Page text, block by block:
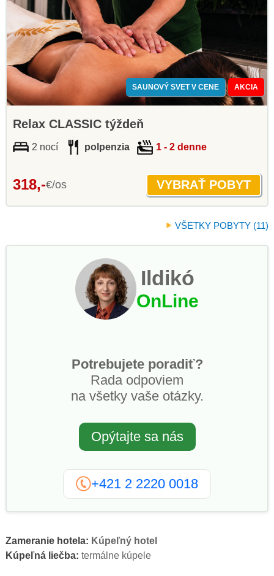
SAUNOVÝ SVET V CENE AKCIA
Relax CLASSIC týždeň
2 nocí polpenzia 1 - 2 denne
318,-€/os
VŠETKY POBYTY (11)
Ildikó
OnLine
Potrebujete poradiť?
Rada odpoviem
na všetky vaše otázky.
Opýtajte sa nás
+421 2 2220 0018
Zameranie hotela: Kúpeľný hotel
Kúpeľná liečba: termálne kúpele